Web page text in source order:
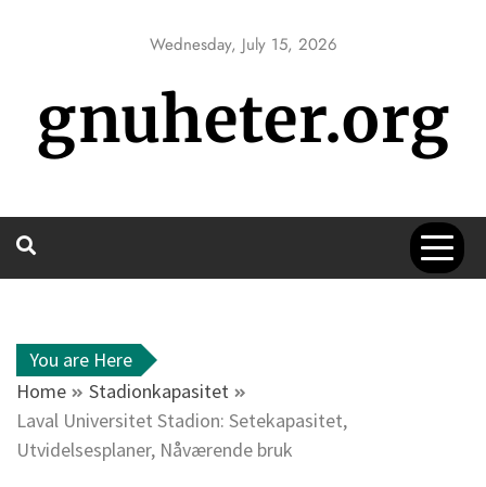
Wednesday, July 15, 2026
gnuheter.org
You are Here
Home
Stadionkapasitet
Laval Universitet Stadion: Setekapasitet,
Utvidelsesplaner, Nåværende bruk